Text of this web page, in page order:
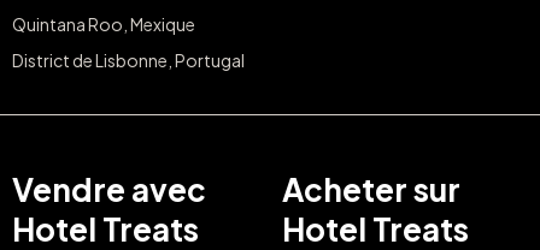
Quintana Roo, Mexique
District de Lisbonne, Portugal
Vendre avec
Hotel Treats
Acheter sur
Hotel Treats